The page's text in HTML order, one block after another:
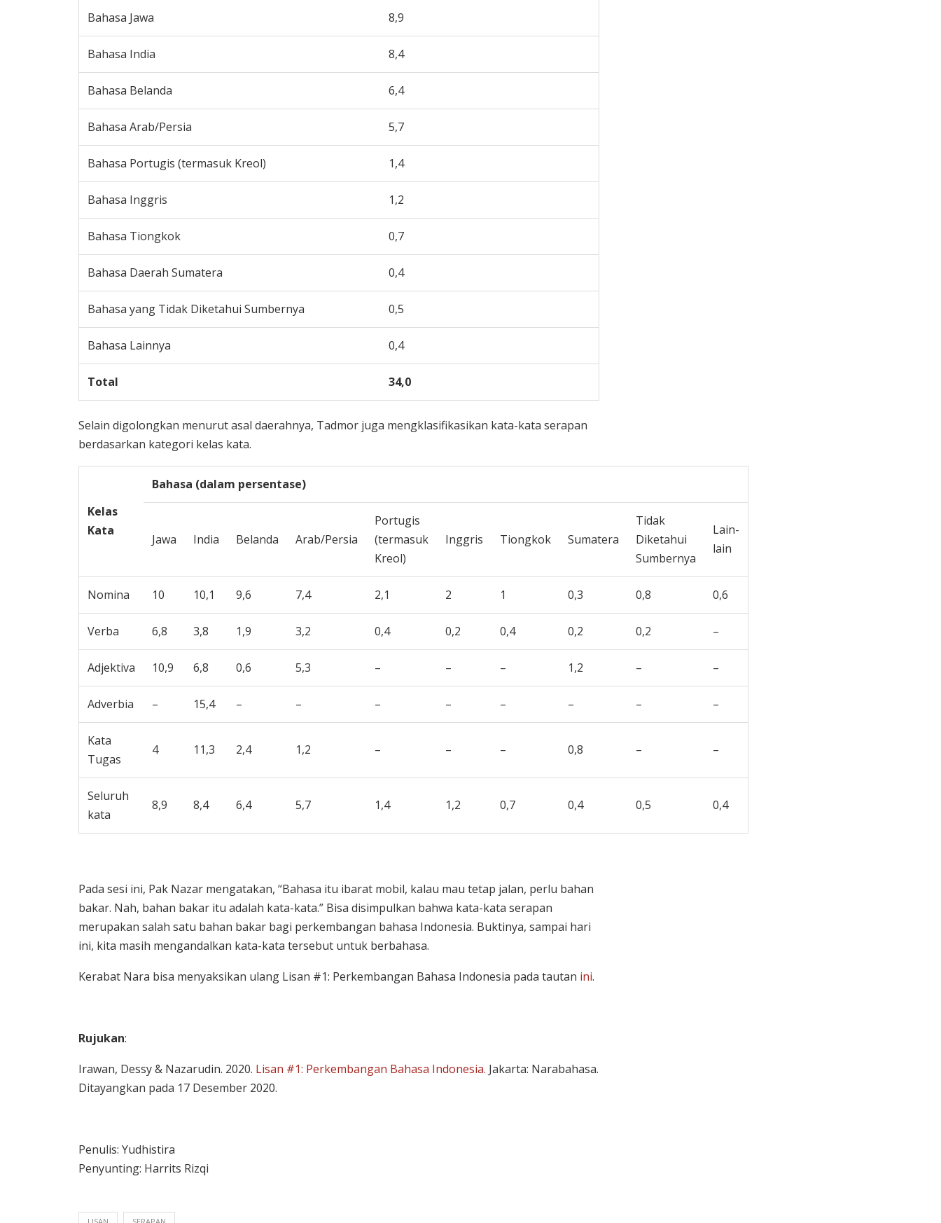
Bahasa Jawa 8,9
Bahasa India 8,4
Bahasa Belanda 6,4
Bahasa Arab/Persia 5,7
Bahasa Portugis (termasuk Kreol) 1,4
Bahasa Inggris 1,2
Bahasa Tiongkok 0,7
Bahasa Daerah Sumatera 0,4
Bahasa yang Tidak Diketahui Sumbernya 0,5
Bahasa Lainnya 0,4
Total 34,0
Selain digolongkan menurut asal daerahnya, Tadmor juga mengklasifikasikan kata-kata serapan
berdasarkan kategori kelas kata.
Kelas
Kata
Bahasa (dalam persentase)
Jawa India Belanda Arab/Persia
Portugis
(termasuk
Kreol)
Inggris Tiongkok Sumatera
Tidak
Diketahui
Sumbernya
Lain-
lain
Nomina 10 10,1 9,6 7,4 2,1 2 1 0,3 0,8 0,6
Verba 6,8 3,8 1,9 3,2 0,4 0,2 0,4 0,2 0,2 –
Adjektiva 10,9 6,8 0,6 5,3 – – – 1,2 – –
Adverbia – 15,4 – – – – – – – –
Kata
Tugas
4 11,3 2,4 1,2 – – – 0,8 – –
Seluruh
kata
8,9 8,4 6,4 5,7 1,4 1,2 0,7 0,4 0,5 0,4
Pada sesi ini, Pak Nazar mengatakan, “Bahasa itu ibarat mobil, kalau mau tetap jalan, perlu bahan
bakar. Nah, bahan bakar itu adalah kata-kata.” Bisa disimpulkan bahwa kata-kata serapan
merupakan salah satu bahan bakar bagi perkembangan bahasa Indonesia. Buktinya, sampai hari
ini, kita masih mengandalkan kata-kata tersebut untuk berbahasa.
Kerabat Nara bisa menyaksikan ulang Lisan #1: Perkembangan Bahasa Indonesia pada tautan ini.
Rujukan:
Irawan, Dessy & Nazarudin. 2020. Lisan #1: Perkembangan Bahasa Indonesia. Jakarta: Narabahasa.
Ditayangkan pada 17 Desember 2020.
Penulis: Yudhistira
Penyunting: Harrits Rizqi